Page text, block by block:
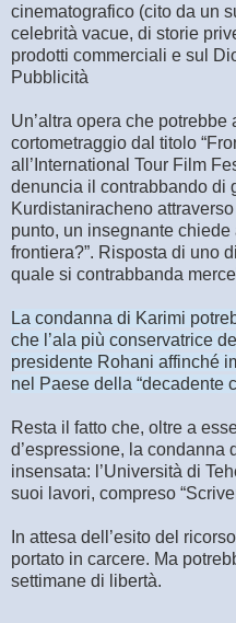
cinematografico (cito da un
celebrità vacue, di storie
prodotti commerciali e sul
Pubblicità
Un’altra opera che
cortometraggio dal titolo
all’International Tour Film
denuncia il contrabbando di
Kurdistaniracheno
punto, un insegnante chiede
frontiera?”. Risposta di uno
quale si contrabbanda
La condanna di Karimi
che l’ala più conservatrice
presidente Rohani affinché
nel Paese della “decadente
Resta il fatto che, oltre a
d’espressione, la condanna
insensata: l’Università di
suoi lavori, compreso
In attesa dell’esito del
portato in carcere. Ma
settimane di libertà.